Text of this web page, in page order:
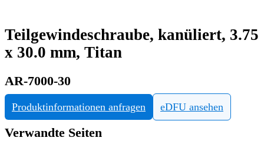
Teilgewindeschraube, kanüliert, 3.75
x 30.0 mm, Titan
AR-7000-30
Produktinformationen anfragen eDFU ansehen
Verwandte Seiten